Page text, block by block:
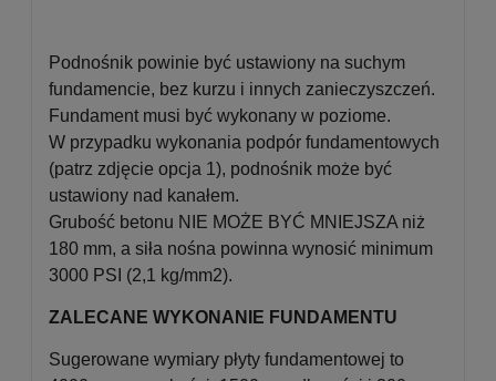
Podnośnik powinie być ustawiony na suchym
fundamencie, bez kurzu i innych zanieczyszczeń.
Fundament musi być wykonany w poziome.
W przypadku wykonania podpór fundamentowych
(patrz zdjęcie opcja 1), podnośnik może być
ustawiony nad kanałem.
Grubość betonu NIE MOŻE BYĆ MNIEJSZA niż
180 mm, a siła nośna powinna wynosić minimum
3000 PSI (2,1 kg/mm2).
ZALECANE WYKONANIE FUNDAMENTU
Sugerowane wymiary płyty fundamentowej to